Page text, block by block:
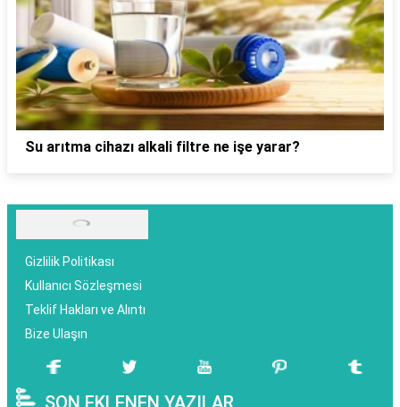
Su arıtma cihazı alkali filtre ne işe yarar?
Gizlilik Politikası
Kullanıcı Sözleşmesi
Teklif Hakları ve Alıntı
Bize Ulaşın
SON EKLENEN YAZILAR